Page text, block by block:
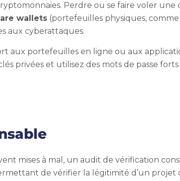
Perdre ou se faire voler une
wallets (portefeuilles physiques,
aux cyberattaques.
portefeuilles en ligne ou aux
privées et utilisez des mots de passe
mises à mal, un audit de vérification
de vérifier la légitimité d’un projet